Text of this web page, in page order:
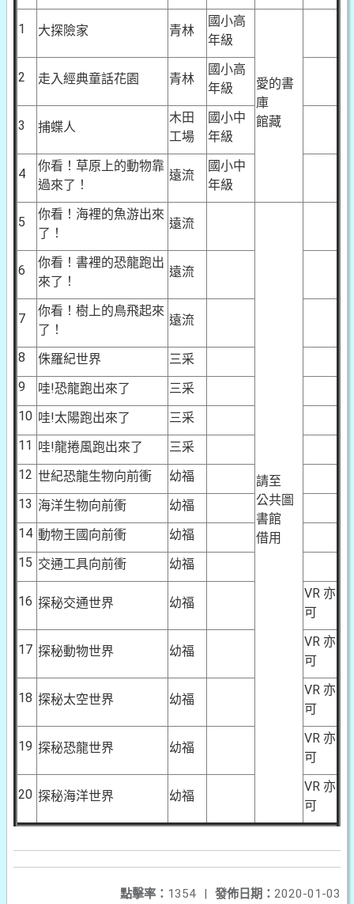
1 大探險家 青林
國小高
年級
愛的書
庫
館藏
2 走入經典童話花園 青林
國小高
年級
3 捕蝶人
木田
工場
國小中
年級
4
你看！草原上的動物靠
過來了！
遠流
國小中
年級
5
你看！海裡的魚游出來
了！
遠流
請至
公共圖
書館
借用
6
你看！書裡的恐龍跑出
來了！
遠流
7
你看！樹上的鳥飛起來
了！
遠流
8 侏羅紀世界
三采
9
哇!恐龍跑出來了
三采
10 哇!太陽跑出來了
三采
11 哇!龍捲風跑出來了
三采
12 世紀恐龍生物向前衝
幼福
13 海洋生物向前衝
幼福
14 動物王國向前衝
幼福
15 交通工具向前衝 幼福
16 探秘交通世界 幼福
VR 亦
可
17 探秘動物世界 幼福
VR 亦
可
18 探秘太空世界 幼福
VR 亦
可
19 探秘恐龍世界 幼福
VR 亦
可
20 探秘海洋世界 幼福
VR 亦
可
發佈日期： 2020-01-03
點擊率： 1354 |